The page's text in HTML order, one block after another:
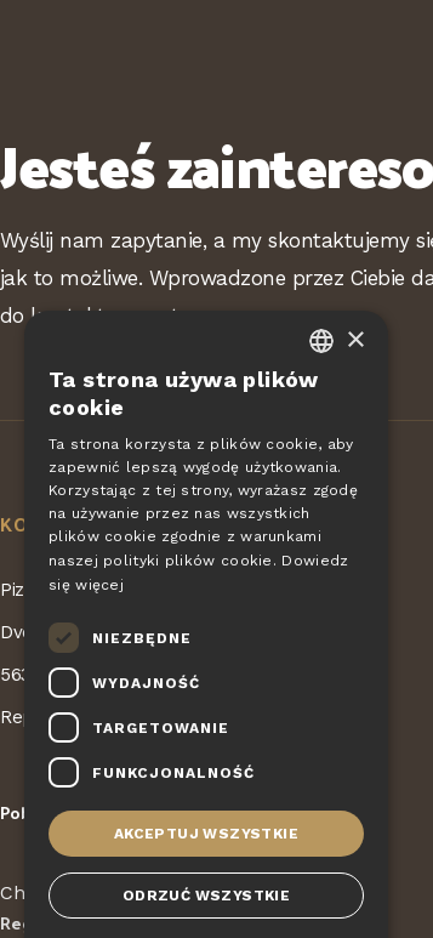
Jesteś
Wyślij nam zapytanie, a my skontaktujemy
jak to możliwe. Wprowadzone przez Ciebie
do kontaktu zwrotnego.
KONTAKT
Pizza Giovanni - KONET GASTRO s.r.o.
Dvorská 168
563 01 Lanškroun
Republika Czeska
Pobierać | Kariera
Chronione przezreCAPTCHA
Regulamin - Ochrona prywatności
CZECH
DE
SLOVAK
×
Ta strona używa plików
cookie
Ta strona korzysta z plików cookie, aby
zapewnić lepszą wygodę użytkowania.
Korzystając z tej strony, wyrażasz zgodę
na używanie przez nas wszystkich
plików cookie zgodnie z warunkami
naszej polityki plików cookie. Dowiedz
się więcej
NIEZBĘDNE
WYDAJNOŚĆ
TARGETOWANIE
FUNKCJONALNOŚĆ
AKCEPTUJ WSZYSTKIE
ODRZUĆ WSZYSTKIE